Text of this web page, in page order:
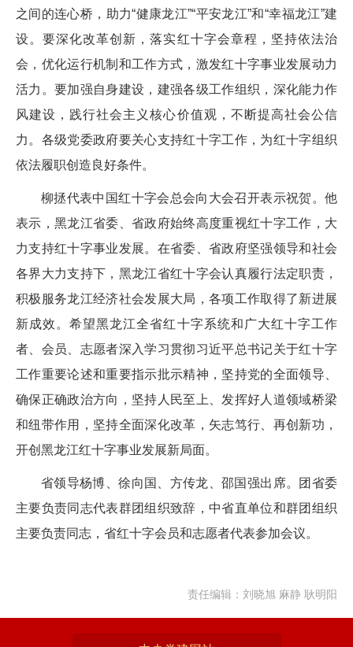
之间的连心桥，助力“健康龙江”“平安龙江”和“幸福龙江”建
设。要深化改革创新，落实红十字会章程，坚持依法治
会，优化运行机制和工作方式，激发红十字事业发展动力
活力。要加强自身建设，建强各级工作组织，深化能力作
风建设，践行社会主义核心价值观，不断提高社会公信
力。各级党委政府要关心支持红十字工作，为红十字组织
依法履职创造良好条件。
柳拯代表中国红十字会总会向大会召开表示祝贺。他
表示，黑龙江省委、省政府始终高度重视红十字工作，大
力支持红十字事业发展。在省委、省政府坚强领导和社会
各界大力支持下，黑龙江省红十字会认真履行法定职责，
积极服务龙江经济社会发展大局，各项工作取得了新进展
新成效。希望黑龙江全省红十字系统和广大红十字工作
者、会员、志愿者深入学习贯彻习近平总书记关于红十字
工作重要论述和重要指示批示精神，坚持党的全面领导、
确保正确政治方向，坚持人民至上、发挥好人道领域桥梁
和纽带作用，坚持全面深化改革，矢志笃行、再创新功，
开创黑龙江红十字事业发展新局面。
省领导杨博、徐向国、方传龙、邵国强出席。团省委
主要负责同志代表群团组织致辞，中省直单位和群团组织
主要负责同志，省红十字会员和志愿者代表参加会议。
责任编辑：刘晓旭 麻静 耿明阳